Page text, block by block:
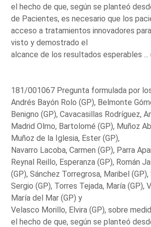
el hecho de que, según se planteó
de Pacientes, es necesario que los
acceso a tratamientos innovadores
visto y demostrado el
alcance de los resultados esperables ...
181/001067 Pregunta formulada por
Andrés Bayón Rolo (GP), Belmonte
Benigno (GP), Cavacasillas Rodríguez,
Madrid Olmo, Bartolomé (GP), Muñoz
Muñoz de la Iglesia, Ester (GP),
Navarro Lacoba, Carmen (GP), Parra
Reynal Reillo, Esperanza (GP), Román
(GP), Sánchez Torregrosa, Maribel
Sergio (GP), Torres Tejada, María (GP),
María del Mar (GP) y
Velasco Morillo, Elvira (GP), sobre
el hecho de que, según se planteó